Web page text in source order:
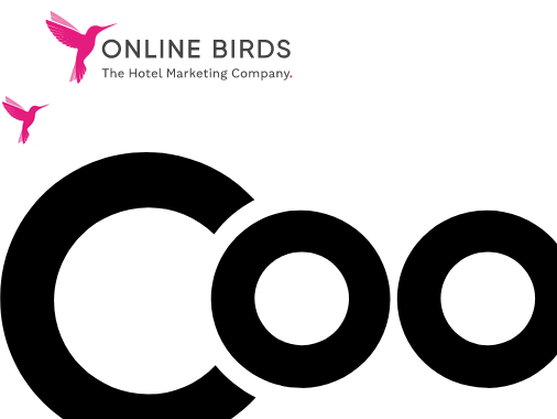
Leistungen
Referenzen .
Über uns.